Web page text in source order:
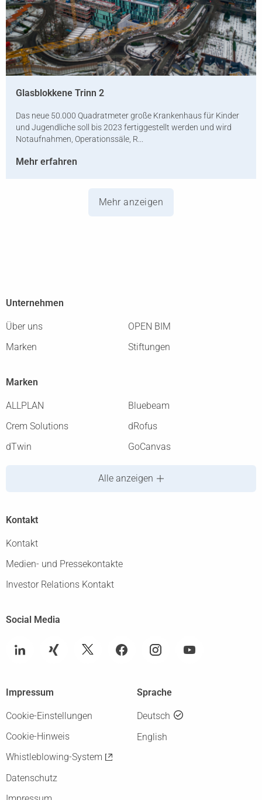
Glasblokkene Trinn 2
Das neue 50.000 Quadratmeter große Krankenhaus für Kinder
und Jugendliche soll bis 2023 fertiggestellt werden und wird
Notaufnahmen, Operationssäle, R...
Mehr erfahren
Mehr anzeigen
Unternehmen
Über uns
OPEN BIM
Marken
Stiftungen
Marken
ALLPLAN
Bluebeam
Crem Solutions
dRofus
dTwin
GoCanvas
Alle anzeigen
Kontakt
Kontakt
Medien- und Pressekontakte
Investor Relations Kontakt
Social Media
Sprache
Deutsch
English
Impressum
Cookie-Einstellungen
Cookie-Hinweis
Whistleblowing-System
Datenschutz